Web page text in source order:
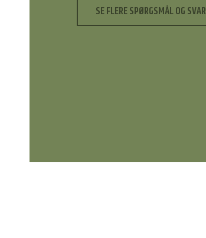
SE FLERE SPØRGSMÅL OG SVAR